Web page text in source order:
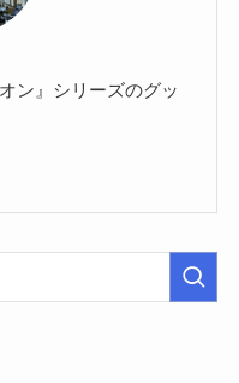
ン』シリーズのグッ